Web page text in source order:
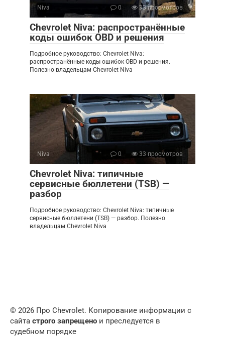
Niva 0 33 просмотров
Chevrolet Niva: распространённые
коды ошибок OBD и решения
Подробное руководство: Chevrolet Niva:
распространённые коды ошибок OBD и решения.
Полезно владельцам Chevrolet Niva
Niva 0 33 просмотров
Chevrolet Niva: типичные
сервисные бюллетени (TSB) —
разбор
Подробное руководство: Chevrolet Niva: типичные
сервисные бюллетени (TSB) — разбор. Полезно
владельцам Chevrolet Niva
© 2026 Про Chevrolet. Копирование информации с
сайта строго запрещено и преследуется в
судебном порядке